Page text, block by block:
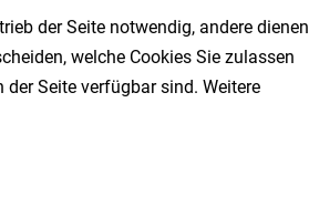
der Seite notwendig, andere dienen
welche Cookies Sie zulassen
Seite verfügbar sind. Weitere